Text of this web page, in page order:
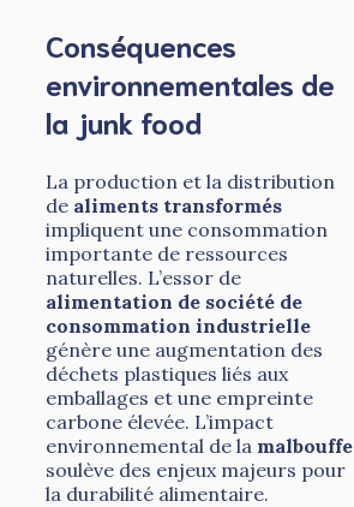
Conséquences
environnementales de
la junk food
La production et la distribution
de aliments transformés
impliquent une consommation
importante de ressources
naturelles. L’essor de
alimentation de société de
consommation industrielle
génère une augmentation des
déchets plastiques liés aux
emballages et une empreinte
carbone élevée. L’impact
environnemental de la malbouffe
soulève des enjeux majeurs pour
la durabilité alimentaire.